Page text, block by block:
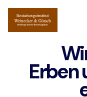
Erben